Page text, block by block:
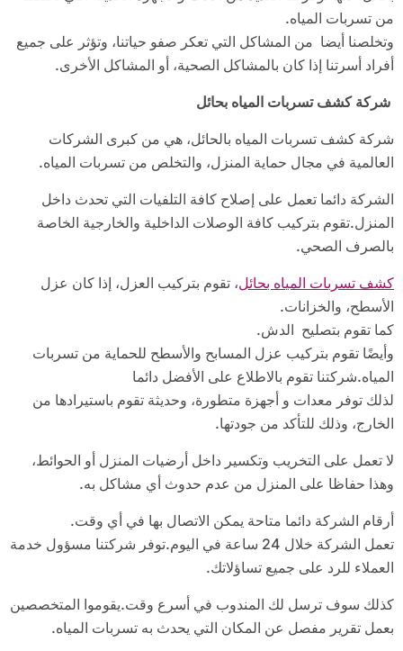
من تسربات المياه.
وتخلصنا أيضا من المشاكل التي تعكر صفو حياتنا، وتؤثر على جميع
أفراد أسرتنا إذا كان بالمشاكل الصحية، أو المشاكل الأخرى.
شركة كشف تسربات المياه بحائل
شركة كشف تسربات المياه بالحائل، هي من كبرى الشركات
العالمية في مجال حماية المنزل، والتخلص من تسربات المياه.
الشركة دائما تعمل على إصلاح كافة التلفيات التي تحدث داخل
المنزل.تقوم بتركيب كافة الوصلات الداخلية والخارجية الخاصة
بالصرف الصحي.
كشف تسربات المياه بحائل، تقوم بتركيب العزل، إذا كان عزل
الأسطح، والخزانات.
كما تقوم بتصليح الدش.
وأيضًا تقوم بتركيب عزل المسابح والأسطح للحماية من تسربات
المياه.شركتنا تقوم بالاطلاع على الأفضل دائما
لذلك توفر معدات و أجهزة متطورة، وحديثة تقوم باستيرادها من
الخارج، وذلك للتأكد من جودتها.
لا تعمل على التخريب وتكسير داخل أرضيات المنزل أو الحوائط،
وهذا حفاظا على المنزل من عدم حدوث أي مشاكل به.
أرقام الشركة دائما متاحة يمكن الاتصال بها في أي وقت.
تعمل الشركة خلال 24 ساعة في اليوم.توفر شركتنا مسؤول خدمة
العملاء للرد على جميع تساؤلاتك.
كذلك سوف ترسل لك المندوب في أسرع وقت.يقوموا المتخصصين
بعمل تقرير مفصل عن المكان التي يحدث به تسربات المياه.